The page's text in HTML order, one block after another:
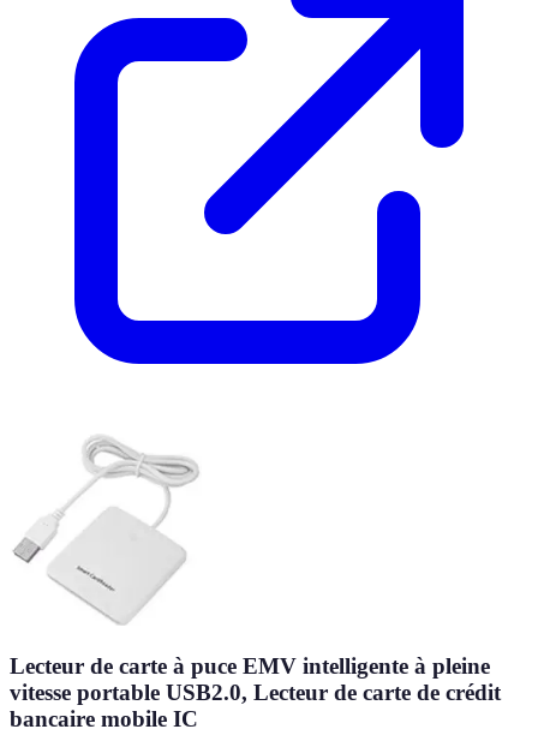
Lecteur de carte à puce EMV intelligente à pleine
vitesse portable USB2.0, Lecteur de carte de crédit
bancaire mobile IC